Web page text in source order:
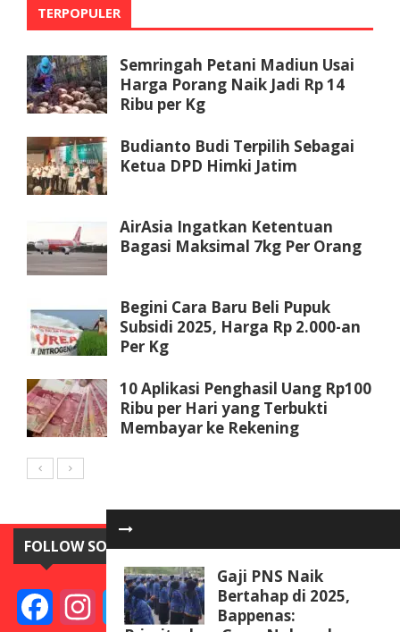
Gaji PNS Naik
Bertahap di 2025,
Bappenas:
TERPOPULER
Semringah Petani Madiun Usai
Harga Porang Naik Jadi Rp 14
Ribu per Kg
Budianto Budi Terpilih Sebagai
Ketua DPD Himki Jatim
AirAsia Ingatkan Ketentuan
Bagasi Maksimal 7kg Per Orang
Begini Cara Baru Beli Pupuk
Subsidi 2025, Harga Rp 2.000-an
Per Kg
10 Aplikasi Penghasil Uang Rp100
Ribu per Hari yang Terbukti
Membayar ke Rekening
FOLLOW SOSIAL MEDIA
FacebookInstagramTwitterYouTube